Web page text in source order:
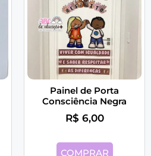
Painel de Porta
Consciência Negra
R$ 6,00
COMPRAR